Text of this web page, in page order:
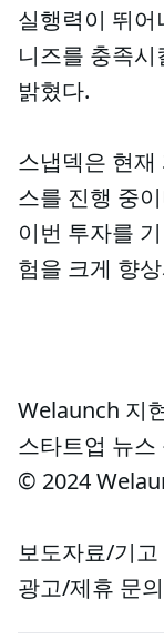
실행력이 뛰
니즈를 충족
밝혔다.
스냅덱은 현재
스를 진행 중
이번 투자를
험을 크게 향
Welaunch 지
스타트업 뉴스
© 2024
보도자료/기
광고/제휴 문